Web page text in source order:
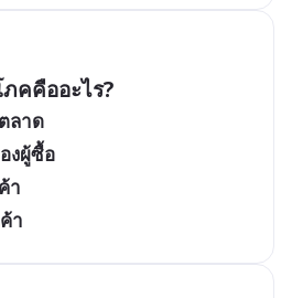
คคืออะไร?
ลาด
งผู้ซื้อ
า
า